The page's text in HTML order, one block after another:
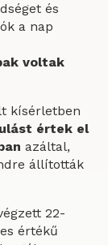
és
a nap
voltak
kísérletben
értek el
azáltal,
állították
22-
értékű